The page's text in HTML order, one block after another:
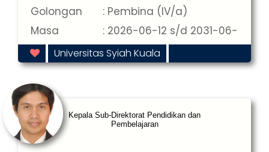
Golongan
: Pembina (IV/a)
Masa
Jabatan
: 2026-06-12 s/d 2031-06-
12
Universitas Syiah Kuala
Kepala Sub-Direktorat Pendidikan dan
Pembelajaran